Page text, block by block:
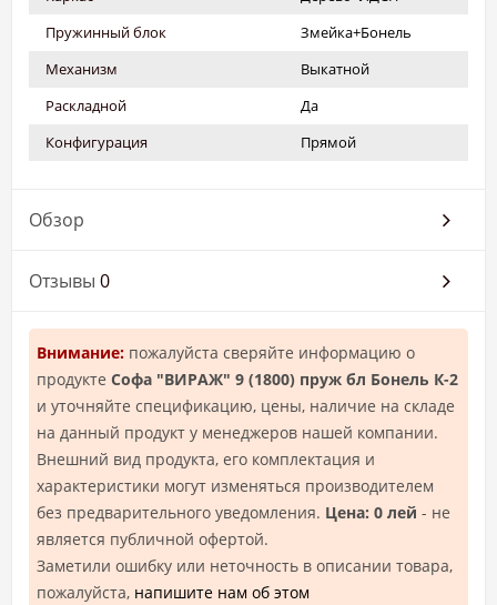
Пружинный блок
Змейка+Бонель
Механизм
Выкатной
Раскладной
Да
Конфигурация
Прямой
Обзор
Отзывы 0
Внимание: пожалуйста сверяйте информацию о
продукте Софа "ВИРАЖ" 9 (1800) пруж бл Бонель К-2
и уточняйте спецификацию, цены, наличие на складе
на данный продукт у менеджеров нашей компании.
Внешний вид продукта, его комплектация и
характеристики могут изменяться производителем
без предварительного уведомления. Цена: 0 лей - не
является публичной офертой.
Заметили ошибку или неточность в описании товара,
пожалуйста, напишите нам об этом